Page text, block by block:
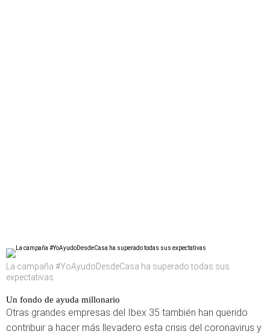
La campaña #YoAyudoDesdeCasa ha superado todas sus
expectativas
Un fondo de ayuda millonario
Otras grandes empresas del Ibex 35 también han querido
contribuir a hacer más llevadero esta crisis del coronavirus y